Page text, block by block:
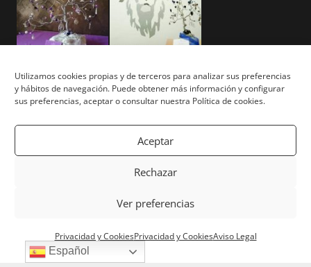
Utilizamos cookies propias y de terceros para analizar sus preferencias
y hábitos de navegación. Puede obtener más información y configurar
sus preferencias, aceptar o consultar nuestra Política de cookies.
Aceptar
Rechazar
Ver preferencias
Privacidad y CookiesPrivacidad y CookiesAviso Legal
Aviso Legal
Privacidad y Cookies
Mapa del Sitio
reservados. | Powered byWhite Lion Studio
Español